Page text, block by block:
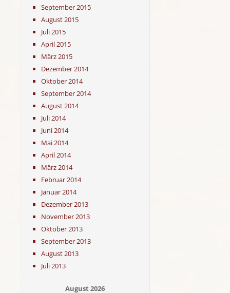
September 2015
August 2015
Juli 2015
April 2015
März 2015
Dezember 2014
Oktober 2014
September 2014
August 2014
Juli 2014
Juni 2014
Mai 2014
April 2014
März 2014
Februar 2014
Januar 2014
Dezember 2013
November 2013
Oktober 2013
September 2013
August 2013
Juli 2013
August 2026